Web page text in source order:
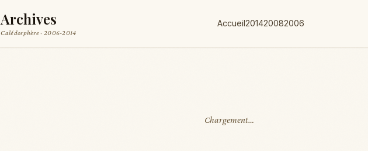
Archives
Calédosphère · 2006-2014
Accueil201420082006
Chargement…